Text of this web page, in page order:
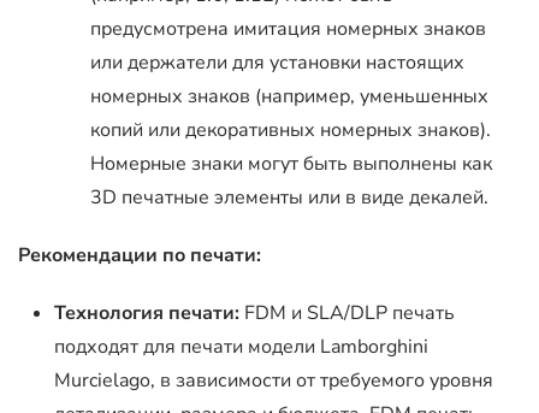
предусмотрена имитация номерных знаков
или держатели для установки настоящих
номерных знаков (например, уменьшенных
копий или декоративных номерных знаков).
Номерные знаки могут быть выполнены как
3D печатные элементы или в виде декалей.
Рекомендации по печати:
Технология печати: FDM и SLA/DLP печать
подходят для печати модели Lamborghini
Murcielago, в зависимости от требуемого уровня